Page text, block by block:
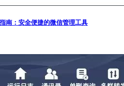
南：安全便捷的微信管理工具